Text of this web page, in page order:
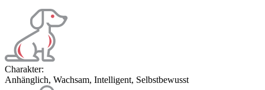
Charakter:
Anhänglich, Wachsam, Intelligent, Selbstbewusst